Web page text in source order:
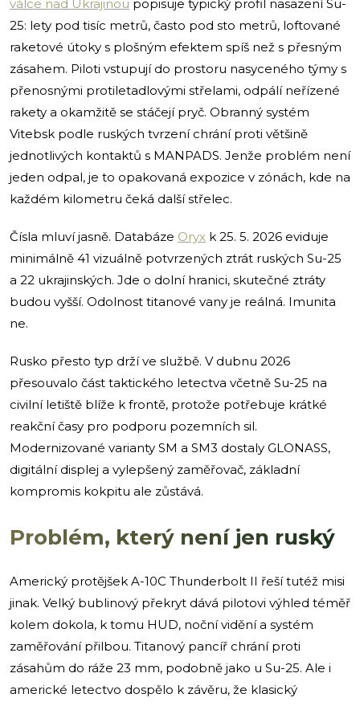
válce nad Ukrajinou popisuje typický profil nasazení Su-
25: lety pod tisíc metrů, často pod sto metrů, loftované
raketové útoky s plošným efektem spíš než s přesným
zásahem. Piloti vstupují do prostoru nasyceného týmy s
přenosnými protiletadlovými střelami, odpálí neřízené
rakety a okamžitě se stáčejí pryč. Obranný systém
Vitebsk podle ruských tvrzení chrání proti většině
jednotlivých kontaktů s MANPADS. Jenže problém není
jeden odpal, je to opakovaná expozice v zónách, kde na
každém kilometru čeká další střelec.
Čísla mluví jasně. Databáze Oryx k 25. 5. 2026 eviduje
minimálně 41 vizuálně potvrzených ztrát ruských Su-25
a 22 ukrajinských. Jde o dolní hranici, skutečné ztráty
budou vyšší. Odolnost titanové vany je reálná. Imunita
ne.
Rusko přesto typ drží ve službě. V dubnu 2026
přesouvalo část taktického letectva včetně Su-25 na
civilní letiště blíže k frontě, protože potřebuje krátké
reakční časy pro podporu pozemních sil.
Modernizované varianty SM a SM3 dostaly GLONASS,
digitální displej a vylepšený zaměřovač, základní
kompromis kokpitu ale zůstává.
Problém, který není jen ruský
Americký protějšek A-10C Thunderbolt II řeší tutéž misi
jinak. Velký bublinový překryt dává pilotovi výhled téměř
kolem dokola, k tomu HUD, noční vidění a systém
zaměřování přilbou. Titanový pancíř chrání proti
zásahům do ráže 23 mm, podobně jako u Su-25. Ale i
americké letectvo dospělo k závěru, že klasický